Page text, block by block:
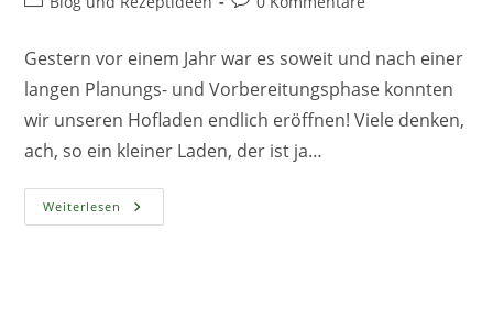
Gestern vor einem Jahr war es soweit und nach einer
langen Planungs- und Vorbereitungsphase konnten
wir unseren Hofladen endlich eröffnen! Viele denken,
ach, so ein kleiner Laden, der ist ja…
Weiterlesen Was
Wir